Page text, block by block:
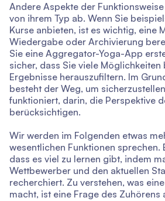
Andere Aspekte der
von ihrem Typ ab. Wenn Sie
Kurse anbieten, ist es wichtig, eine
Wiedergabe oder Archivierung
Sie eine Aggregator-Yoga-App
sicher, dass Sie viele
Ergebnisse herauszufiltern. Im
besteht der Weg, um
funktioniert, darin, die Perspektive
berücksichtigen.
Wir werden im Folgenden etwas
wesentlichen Funktionen sprechen.
dass es viel zu lernen gibt, indem
Wettbewerber und den aktuellen
recherchiert. Zu verstehen, was
macht, ist eine Frage des Zuhörens